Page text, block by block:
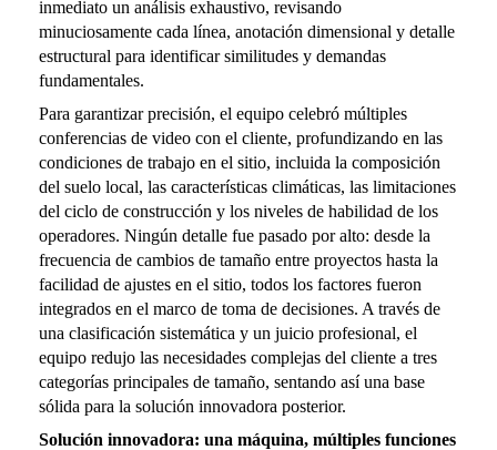
inmediato un análisis exhaustivo, revisando
minuciosamente cada línea, anotación dimensional y detalle
estructural para identificar similitudes y demandas
fundamentales.
Para garantizar precisión, el equipo celebró múltiples
conferencias de video con el cliente, profundizando en las
condiciones de trabajo en el sitio, incluida la composición
del suelo local, las características climáticas, las limitaciones
del ciclo de construcción y los niveles de habilidad de los
operadores. Ningún detalle fue pasado por alto: desde la
frecuencia de cambios de tamaño entre proyectos hasta la
facilidad de ajustes en el sitio, todos los factores fueron
integrados en el marco de toma de decisiones. A través de
una clasificación sistemática y un juicio profesional, el
equipo redujo las necesidades complejas del cliente a tres
categorías principales de tamaño, sentando así una base
sólida para la solución innovadora posterior.
Solución innovadora: una máquina, múltiples funciones